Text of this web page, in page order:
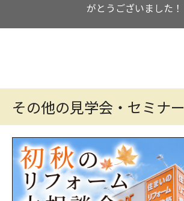
がとうございました！
その他の見学会・セミナー